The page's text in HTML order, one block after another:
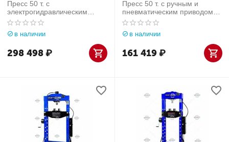
Пресс 50 т. c
электрогидравлическим
приводом KraftWell (КНР) арт.
KRWPR50E
в наличии
298 498₽
Пресс 50 т. с ручным и
пневматическим приводом
KraftWell (КНР) арт.
KRWPR50A
в наличии
161 419₽